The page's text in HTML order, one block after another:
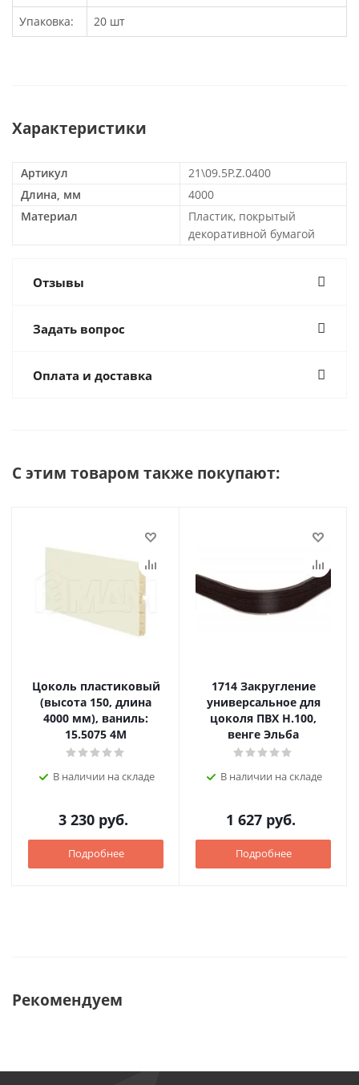
Упаковка:
20 шт
Характеристики
Артикул
21\09.5P.Z.0400
Длина, мм
4000
Материал
Пластик, покрытый
декоративной бумагой
Отзывы
Задать вопрос
Оплата и доставка
С этим товаром также покупают:
Цоколь пластиковый
(высота 150, длина
4000 мм), ваниль:
15.5075 4M
В наличии на складе
3 230руб.
Подробнее
1714 Закругление
универсальное для
цоколя ПВХ Н.100,
венге Эльба
В наличии на складе
1 627руб.
Подробнее
Рекомендуем